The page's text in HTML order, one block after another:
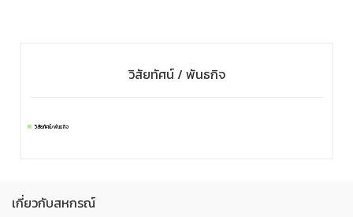
วิสัยทัศน์ / พันธกิจ
วิสัยทัศน์/พันธกิจ
เกี่ยวกับสหกรณ์